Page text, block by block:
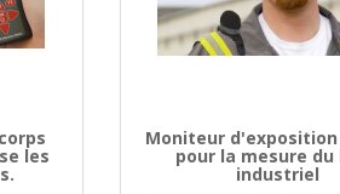
les
Moniteur
pour la mesure
industriel